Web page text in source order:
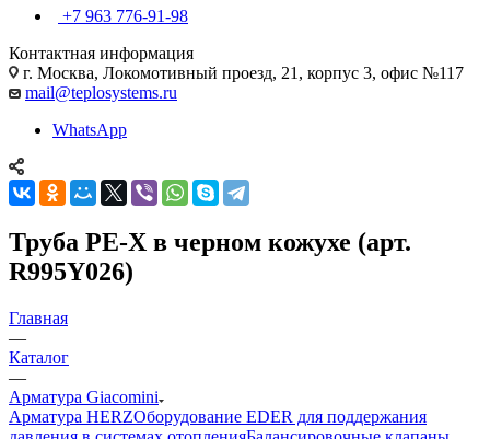
+7 963 776-91-98
Контактная информация
г. Москва, Локомотивный проезд, 21, корпус 3, офис №117
mail@teplosystems.ru
WhatsApp
Труба PE-X в черном кожухе (арт.
R995Y026)
Главная
—
Каталог
—
Арматура Giacomini
Арматура HERZОборудование EDER для поддержания